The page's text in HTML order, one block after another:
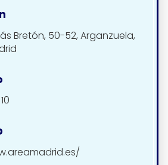
Bretón, 50-52, Arganzuela,